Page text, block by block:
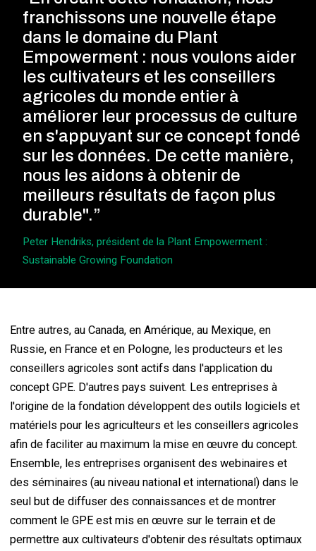
franchissons une nouvelle étape
dans le domaine du Plant
Empowerment : nous voulons aider
les cultivateurs et les conseillers
agricoles du monde entier à
améliorer leur processus de culture
en s'appuyant sur ce concept fondé
sur les données. De cette manière,
nous les aidons à obtenir de
meilleurs résultats de façon plus
durable".
Peter Hendriks, président de la Plant Empowerment :
Sustainable Growing Foundation
Entre autres, au Canada, en Amérique, au Mexique, en
Russie, en France et en Pologne, les producteurs et les
conseillers agricoles sont actifs dans l'application du
concept GPE. D'autres pays suivent. Les entreprises à
l'origine de la fondation développent des outils logiciels et
matériels pour les agriculteurs et les conseillers agricoles
afin de faciliter au maximum la mise en œuvre du concept.
Ensemble, les entreprises organisent des webinaires et
des séminaires (au niveau national et international) dans le
seul but de diffuser des connaissances et de montrer
comment le GPE est mis en œuvre sur le terrain et de
permettre aux cultivateurs d'obtenir des résultats optimaux